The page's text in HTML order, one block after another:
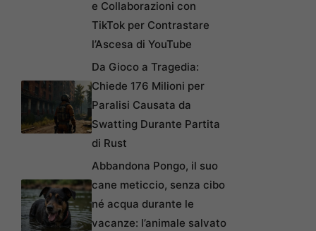
e Collaborazioni con
TikTok per Contrastare
l’Ascesa di YouTube
Da Gioco a Tragedia:
Chiede 176 Milioni per
Paralisi Causata da
Swatting Durante Partita
di Rust
Abbandona Pongo, il suo
cane meticcio, senza cibo
né acqua durante le
vacanze: l’animale salvato